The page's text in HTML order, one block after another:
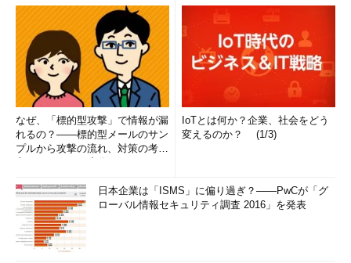
なぜ、「標的型攻撃」で情報が漏
れるの？――標的型メールのサン
プルから攻撃の流れ、対策の考え
IoTとは何か？企業、社会をどう
変えるのか？ (1/3)
日本企業は「ISMS」に偏り過ぎ？――PwCが「グ
ローバル情報セキュリティ調査 2016」を発表